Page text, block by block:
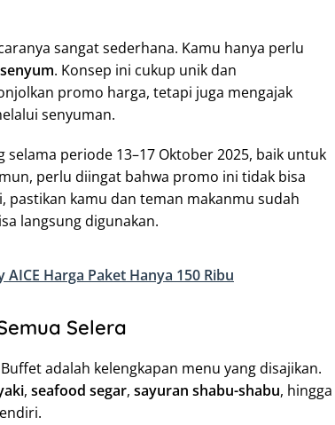
sangat sederhana. Kamu hanya perlu
. Konsep ini cukup unik dan
promo harga, tetapi juga mengajak
senyuman.
periode 13–17 Oktober 2025, baik untuk
perlu diingat bahwa promo ini tidak bisa
pastikan kamu dan teman makanmu sudah
langsung digunakan.
Harga Paket Hanya 150 Ribu
Selera
adalah kelengkapan menu yang disajikan.
, seafood segar, sayuran shabu-shabu, hingga